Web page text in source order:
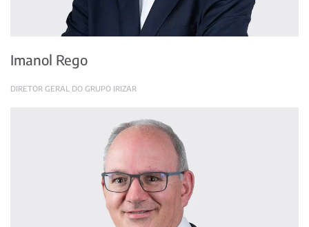
Imanol Rego
DIRETOR GERAL DO GRUPO IRIZAR